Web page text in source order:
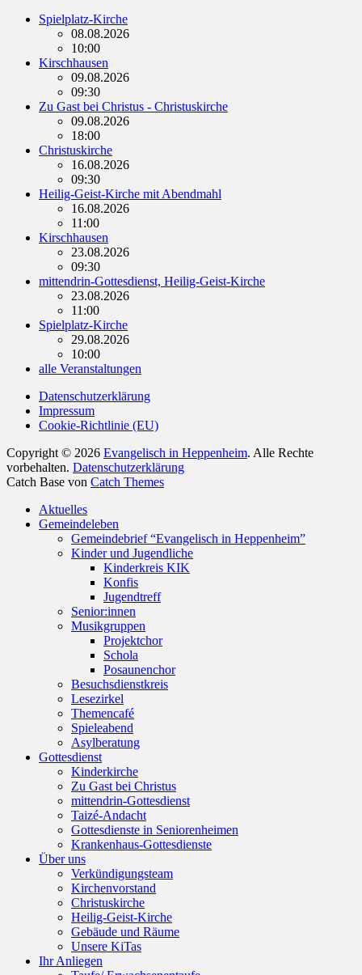
Spielplatz-Kirche
08.08.2026
10:00
Kirschhausen
09.08.2026
09:30
Zu Gast bei Christus - Christuskirche
09.08.2026
18:00
Christuskirche
16.08.2026
09:30
Heilig-Geist-Kirche mit Abendmahl
16.08.2026
11:00
Kirschhausen
23.08.2026
09:30
mittendrin-Gottesdienst, Heilig-Geist-Kirche
23.08.2026
11:00
Spielplatz-Kirche
29.08.2026
10:00
alle Veranstaltungen
Datenschutzerklärung
Impressum
Cookie-Richtlinie (EU)
Copyright © 2026 Evangelisch in Heppenheim. Alle Rechte
vorbehalten. Datenschutzerklärung
Catch Base von Catch Themes
oben
scrollen
Aktuelles
Gemeindeleben
Gemeindebrief “Evangelisch in Heppenheim”
Kinder und Jugendliche
Kinderkreis KIK
Konfis
Jugendtreff
Senior:innen
Musikgruppen
Projektchor
Schola
Posaunenchor
Besuchsdienstkreis
Lesezirkel
Themencafé
Spieleabend
Asylberatung
Gottesdienst
Kinderkirche
Zu Gast bei Christus
mittendrin-Gottesdienst
Taizé-Andacht
Gottesdienste in Seniorenheimen
Krankenhaus-Gottesdienste
Über uns
Verkündigungsteam
Kirchenvorstand
Christuskirche
Heilig-Geist-Kirche
Gebäude und Räume
Unsere KiTas
Ihr Anliegen